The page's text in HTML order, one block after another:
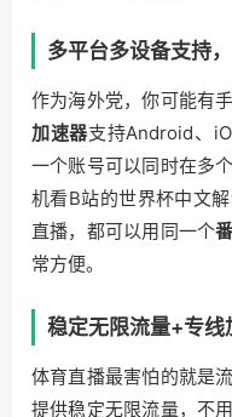
多平台多设备支持
作为海外党，你可能有
加速器支持Android、
一个账号可以同时在多
机看B站的世界杯中文
直播，都可以用同一个
常方便。
稳定无限流量+专
体育直播最害怕的就是
提供稳定无限流量，不